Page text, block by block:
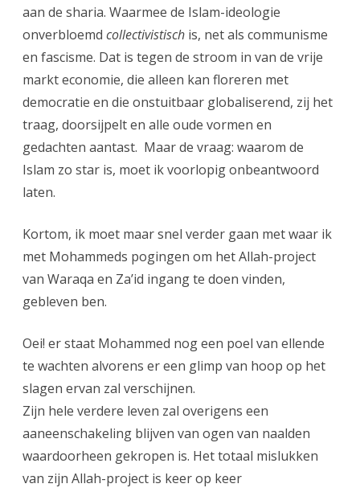
aan de sharia. Waarmee de Islam-ideologie
onverbloemd collectivistisch is, net als communisme
en fascisme. Dat is tegen de stroom in van de vrije
markt economie, die alleen kan floreren met
democratie en die onstuitbaar globaliserend, zij het
traag, doorsijpelt en alle oude vormen en
gedachten aantast. Maar de vraag: waarom de
Islam zo star is, moet ik voorlopig onbeantwoord
laten.
Kortom, ik moet maar snel verder gaan met waar ik
met Mohammeds pogingen om het Allah-project
van Waraqa en Za’id ingang te doen vinden,
gebleven ben.
Oei! er staat Mohammed nog een poel van ellende
te wachten alvorens er een glimp van hoop op het
slagen ervan zal verschijnen.
Zijn hele verdere leven zal overigens een
aaneenschakeling blijven van ogen van naalden
waardoorheen gekropen is. Het totaal mislukken
van zijn Allah-project is keer op keer